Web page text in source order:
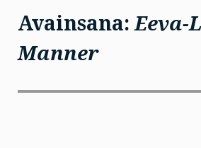
Avainsana:Eeva-
Manner